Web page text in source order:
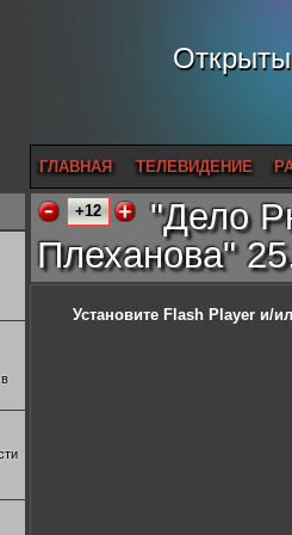
ГЛАВНАЯ ТЕЛЕВИДЕНИЕ
+12
"Дело
Плеханова"
Установите Flash Player и/